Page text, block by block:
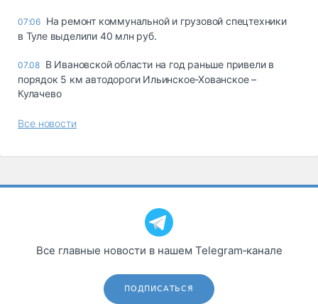
07:06 На ремонт коммунальной и грузовой спецтехники
в Туле выделили 40 млн руб.
07.08 В Ивановской области на год раньше привели в
порядок 5 км автодороги Ильинское-Хованское –
Кулачево
Все новости
Все главные новости в нашем Telegram‑канале
ПОДПИСАТЬСЯ